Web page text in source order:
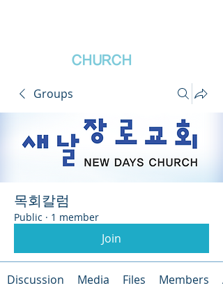
CHURCH
Groups
목회칼럼
Public · 1 member
Join
Discussion Media Files Members